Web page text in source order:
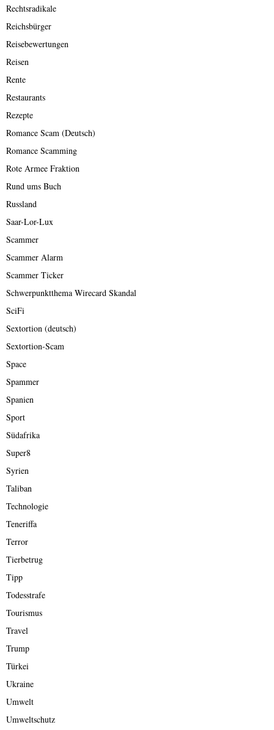
Rechtsradikale
Reichsbürger
Reisebewertungen
Reisen
Rente
Restaurants
Rezepte
Romance Scam (Deutsch)
Romance Scamming
Rote Armee Fraktion
Rund ums Buch
Russland
Saar-Lor-Lux
Scammer
Scammer Alarm
Scammer Ticker
Schwerpunktthema Wirecard Skandal
SciFi
Sextortion (deutsch)
Sextortion-Scam
Space
Spammer
Spanien
Sport
Südafrika
Super8
Syrien
Taliban
Technologie
Teneriffa
Terror
Tierbetrug
Tipp
Todesstrafe
Tourismus
Travel
Trump
Türkei
Ukraine
Umwelt
Umweltschutz